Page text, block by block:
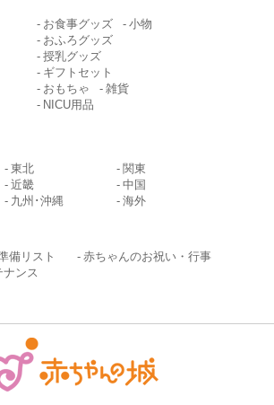
お食事グッズ
小物
おふろグッズ
授乳グッズ
ギフトセット
おもちゃ
雑貨
NICU用品
東北
関東
近畿
中国
九州･沖縄 海外
備リスト
赤ちゃんのお祝い・行事
ンス